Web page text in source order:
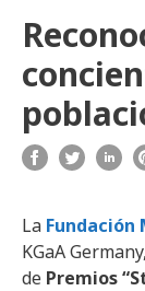
La Fundación
KGaA
de Premios